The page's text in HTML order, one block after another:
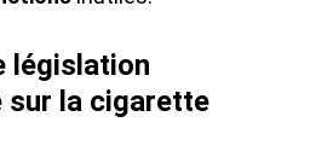
législation
sur la cigarette